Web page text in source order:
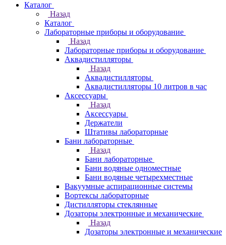
Каталог
Назад
Каталог
Лабораторные приборы и оборудование
Назад
Лабораторные приборы и оборудование
Аквадистилляторы
Назад
Аквадистилляторы
Аквадистилляторы 10 литров в час
Аксессуары
Назад
Аксессуары
Держатели
Штативы лабораторные
Бани лабораторные
Назад
Бани лабораторные
Бани водяные одноместные
Бани водяные четырехместные
Вакуумные аспирационные системы
Вортексы лабораторные
Дистилляторы стеклянные
Дозаторы электронные и механические
Назад
Дозаторы электронные и механические